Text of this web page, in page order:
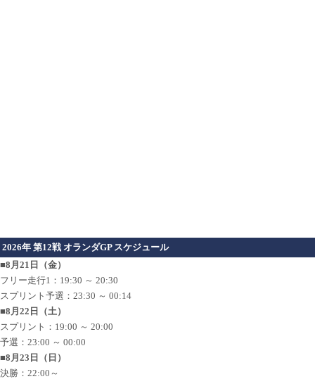
2026年 第12戦 オランダGP スケジュール
■8月21日（金）
フリー走行1：19:30 ～ 20:30
スプリント予選：23:30 ～ 00:14
■8月22日（土）
スプリント：19:00 ～ 20:00
予選：23:00 ～ 00:00
■8月23日（日）
決勝：22:00～